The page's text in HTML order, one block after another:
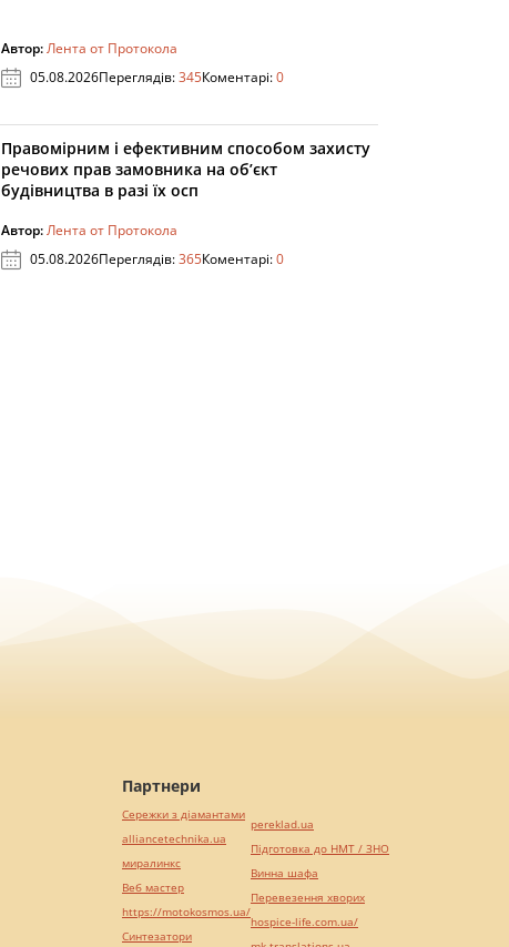
Автор:Лента от Протокола
05.08.2026Переглядів:345Коментарі:0
Правомірним і ефективним способом захисту
речових прав замовника на об’єкт
будівництва в разі їх осп
Автор:Лента от Протокола
05.08.2026Переглядів:365Коментарі:0
Партнери
Сережки з діамантами
alliancetechnika.ua
миралинкс
Веб мастер
https://motokosmos.ua/
Синтезатори
pereklad.ua
Підготовка до НМТ / ЗНО
Винна шафа
Перевезення хворих
hospice-life.com.ua/